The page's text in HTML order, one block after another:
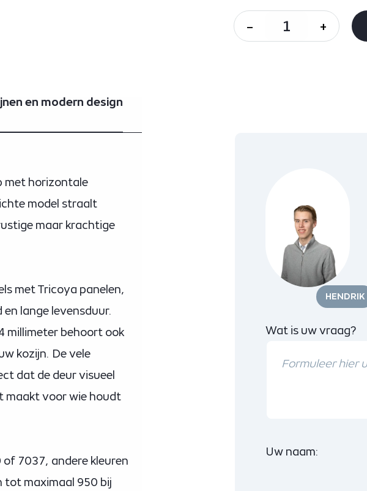
- +
en modern design
met horizontale
model straalt
maar krachtige
met Tricoya panelen,
lange levensduur.
millimeter behoort ook
kozijn. De vele
dat de deur visueel
maakt voor wie houdt
7037, andere kleuren
tot maximaal 950 bij
HENDRIK
Wat is uw vraag?
Uw naam: